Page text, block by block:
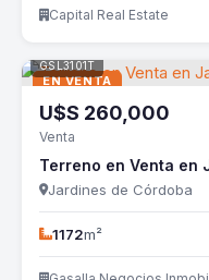
Capital Real Estate
EN VENTA
GSL3101T
U$S 260,000
Venta
Terreno en Venta en
Jardines de Córdoba
1172m²